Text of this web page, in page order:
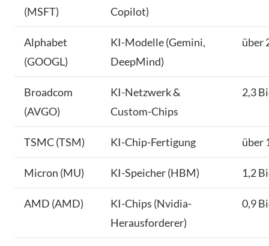
(MSFT)
Copilot)
Alphabet
(GOOGL)
KI-Modelle (Gemini,
DeepMind)
über
Broadcom
(AVGO)
KI-Netzwerk &
Custom-Chips
2,3
TSMC (TSM) KI-Chip-Fertigung über
Micron (MU) KI-Speicher (HBM) 1,2
AMD (AMD)
KI-Chips (Nvidia-
Herausforderer)
0,9